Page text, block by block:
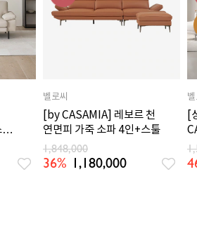
벨로씨
[by CASAMIA] 레보르 천
연면피 가죽 소파 4인+스툴
1,848,000
36% 1,180,000
[